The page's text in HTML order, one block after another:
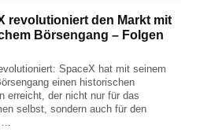
revolutioniert den Markt mit
Börsengang – Folgen
SpaceX hat mit seinem
einen historischen
erreicht, der nicht nur für das
selbst, sondern auch für den